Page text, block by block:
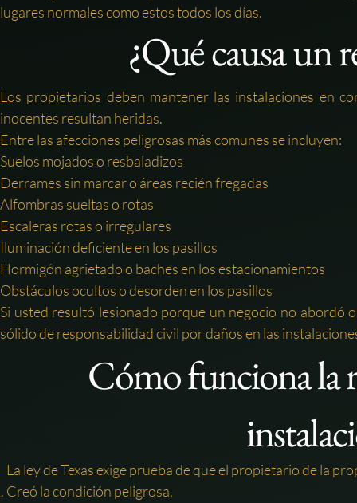
lugares normales como estos todos los días.
¿Qué causa un
Los propietarios deben mantener las instalaciones en
inocentes resultan heridas.
Entre las afecciones peligrosas más comunes se incluyen:
Suelos mojados o resbaladizos
Derrames sin marcar o áreas recién fregadas
Alfombras sueltas o rotas
Escaleras rotas o irregulares
Iluminación deficiente en los pasillos
Hormigón agrietado o baches en los estacionamientos
Obstáculos ocultos o desorden en los pasillos
Si usted resultó lesionado porque un negocio no abordó
sólido de responsabilidad civil por daños en las
Cómo funciona la
La ley de Texas exige prueba de que el propietario de la
Creó la condición peligrosa,